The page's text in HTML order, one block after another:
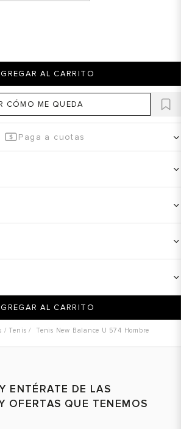
AL CARRITO
CÓMO ME QUEDA
Paga a cuotas
AL CARRITO
Tenis Tenis New Balance U 574 Hombre
ENTÉRATE DE LAS
OFERTAS QUE TENEMOS